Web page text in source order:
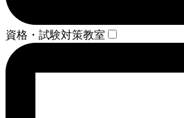
資格・試験対策教室